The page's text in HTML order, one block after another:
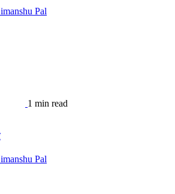
Pal
1 min read
Pal